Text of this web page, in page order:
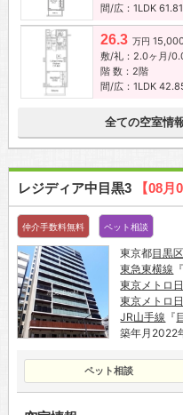
間/広：1LDK
26.3 万円
敷/礼：2.0ヶ月/
階 数：2階
間/広：1LDK
全ての空室情
レジディア中目黒3 【08月
仲介手数料無料 ペット相談
東京都目黒
東急東横線
東京メトロ
東京メトロ
JR山手線 『
築年月2022
ペット相談